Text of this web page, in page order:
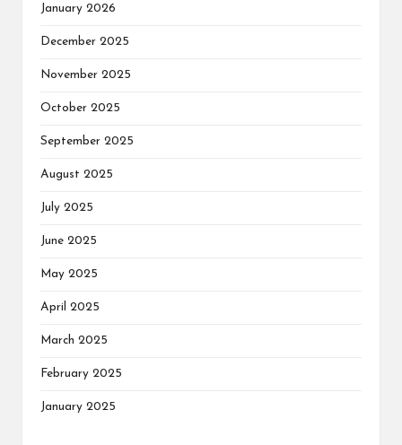
January 2026
December 2025
November 2025
October 2025
September 2025
August 2025
July 2025
June 2025
May 2025
April 2025
March 2025
February 2025
January 2025